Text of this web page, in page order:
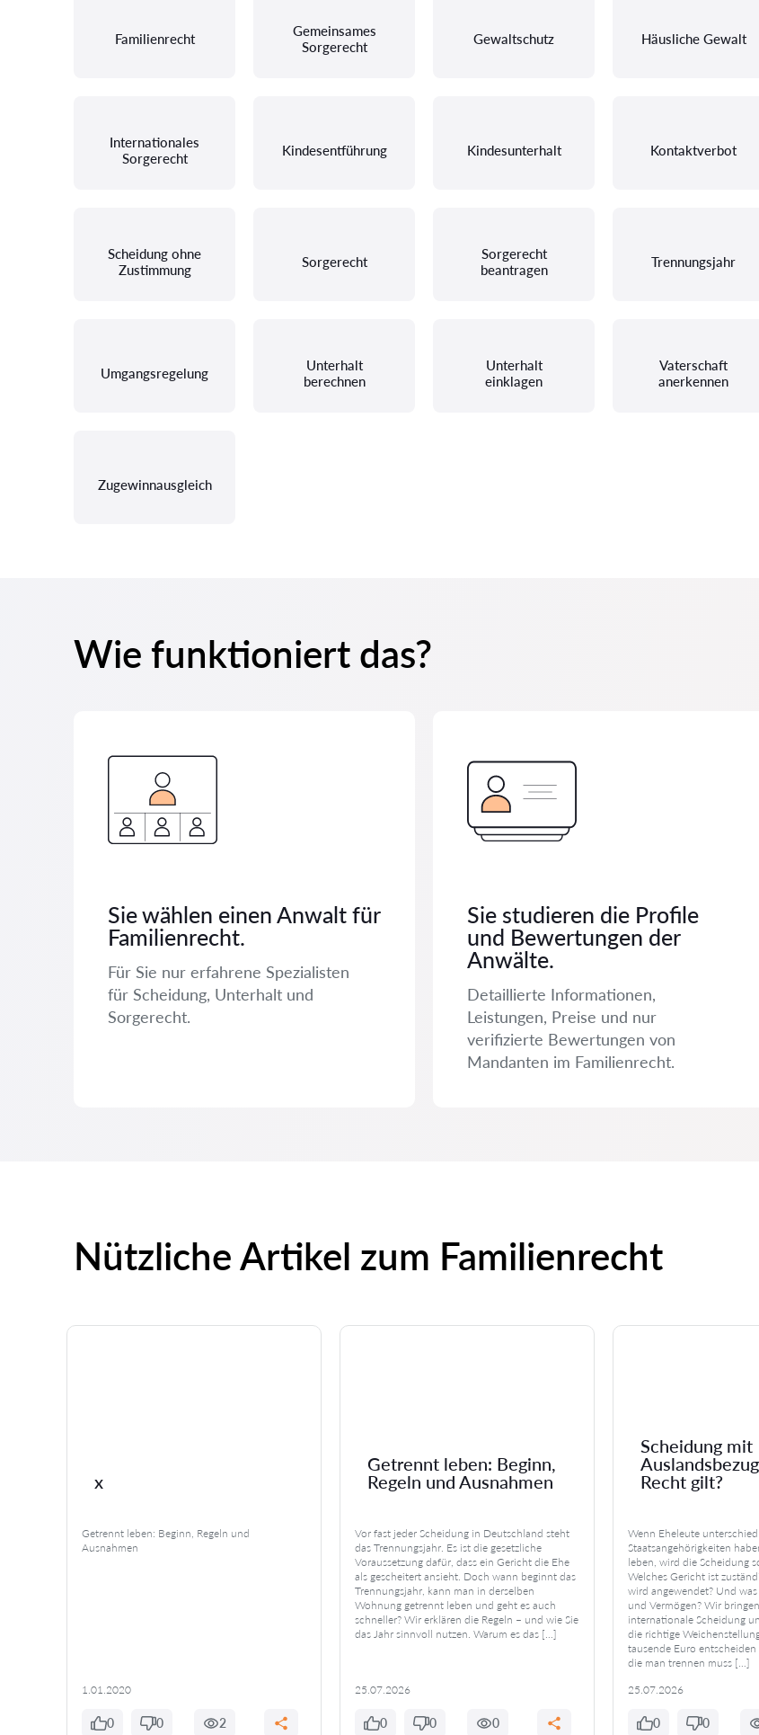
Familienrecht
Gemeinsames
Sorgerecht
Gewaltschutz Häusliche Gewalt
Internationales
Sorgerecht
Kindesentführung Kindesunterhalt Kontaktverbot
Scheidung ohne
Zustimmung
Sorgerecht
Sorgerecht
beantragen
Trennungsjahr
Umgangsregelung
Unterhalt
berechnen
Unterhalt
einklagen
Vaterschaft
anerkennen
Zugewinnausgleich
Wie funktioniert das?
Sie wählen einen Anwalt für
Familienrecht.
Für Sie nur erfahrene Spezialisten
für Scheidung, Unterhalt und
Sorgerecht.
Sie studieren die Profile
und Bewertungen der
Anwälte.
Detaillierte Informationen,
Leistungen, Preise und nur
verifizierte Bewertungen von
Mandanten im Familienrecht.
Nützliche Artikel zum Familienrecht
x
Getrennt leben: Beginn, Regeln und
Ausnahmen
1.01.2020
0 0 2
Getrennt leben: Beginn,
Regeln und Ausnahmen
Vor fast jeder Scheidung in Deutschland steht
das Trennungsjahr. Es ist die gesetzliche
Voraussetzung dafür, dass ein Gericht die Ehe
als gescheitert ansieht. Doch wann beginnt das
Trennungsjahr, kann man in derselben
Wohnung getrennt leben und geht es auch
schneller? Wir erklären die Regeln – und wie Sie
das Jahr sinnvoll nutzen. Warum es das […]
25.07.2026
0 0 0
Scheidung mit
Recht gilt?
Wenn Eheleute
Staatsangehörigkeiten
leben, wird die Scheidung
Welches Gericht ist
wird angewendet? Und
und Vermögen? Wir
internationale Scheidung
die richtige
tausende Euro entscheiden
die man trennen muss […]
25.07.2026
0 0